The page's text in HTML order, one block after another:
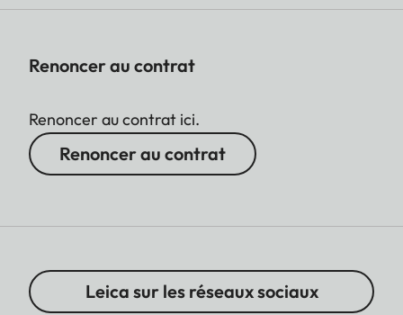
Renoncer au contrat
Renoncer au contrat ici.
Renoncer au contrat
Leica sur les réseaux sociaux